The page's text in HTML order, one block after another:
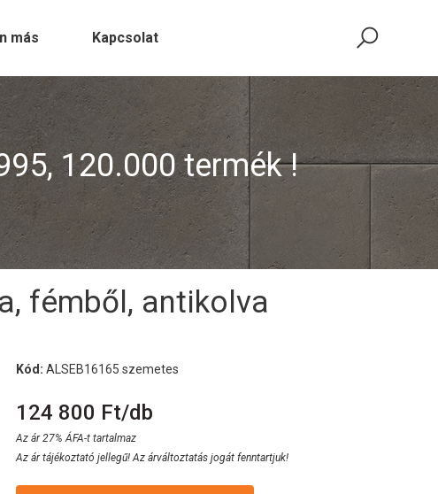
más Kapcsolat
120.000 termék !
fémből, antikolva
Kód: ALSEB16165 szemetes
124 800 Ft/db
Az ár 27% ÁFA-t tartalmaz
Az ár tájékoztató jellegű! Az árváltoztatás jogát fenntartjuk!